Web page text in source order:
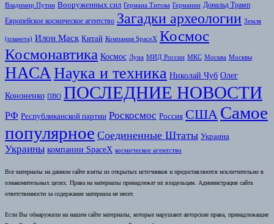
Владимир Путин Вооруженных сил Германа Титова Германии Дональд Трамп
Европейское космическое агентство Загадки археологии Земля
(планета) Илон Маск Китай Компания SpaceX Космоc
Космонавтика Космос Луна МИД России МКС Москва Москвы
НАСАНаука и техника Николай Чуб Олег
Кононенко ПВО ПОСЛЕДНИЕ НОВОСТИ
РФ Республиканской партии Роскосмос Россия США Самое
популярное Соединенные Штаты Украина
Украины компании SpaceX космическое агентство
Все материалы на данном сайте взяты из открытых источников и предоставляются исключительно в
ознакомительных целях. Права на материалы принадлежат их владельцам. Администрация сайта
ответственности за содержание материала не несет.
Если Вы обнаружили на нашем сайте материалы, которые нарушают авторские права, принадлежащие